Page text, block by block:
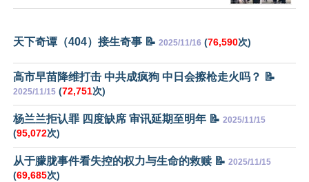
天下奇谭（404）接生奇事 📝 2025/11/16 (76,590次)
高市早苗降维打击 中共成疯狗 中日会擦枪走火吗？ 📝
2025/11/15 (72,751次)
杨兰兰拒认罪 四度缺席 审讯延期至明年 📝 2025/11/15
(95,072次)
从于朦胧事件看失控的权力与生命的救赎 📝 2025/11/15
(69,685次)